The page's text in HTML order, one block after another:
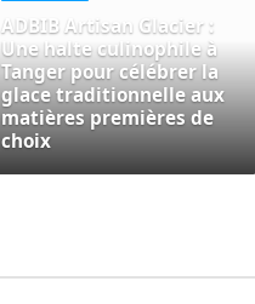
ADBIB Artisan Glacier :
Une halte culinophile à
Tanger pour célébrer la
glace traditionnelle aux
matières premières de
choix